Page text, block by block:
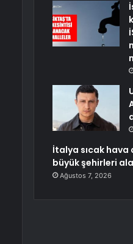
İtalya sıcak hava
büyük şehirleri
Ağustos 7, 2026